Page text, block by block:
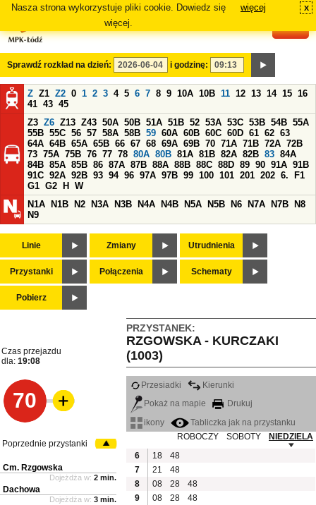
Nasza strona wykorzystuje pliki cookie. Dowiedz się
więcej.
więcej x
Sprawdź rozkład na dzień: i godzinę:
Z Z1 Z2 0 1 2 3 4 5 6 7 8 9 10A 10B 11 12 13 14 15 16
41 43 45
Z3 Z6 Z13 Z43 50A 50B 51A 51B 52 53A 53C 53B 54B 55A
55B 55C 56 57 58A 58B 59 60A 60B 60C 60D 61 62 63
64A 64B 65A 65B 66 67 68 69A 69B 70 71A 71B 72A 72B
73 75A 75B 76 77 78 80A 80B 81A 81B 82A 82B 83 84A
84B 85A 85B 86 87A 87B 88A 88B 88C 88D 89 90 91A 91B
91C 92A 92B 93 94 96 97A 97B 99 100 101 201 202 6.
F1
G1 G2 H
W
N1A
N1B N2 N3A N3B N4A N4B N5A N5B N6 N7A N7B
N8
N9
Linie Zmiany Utrudnienia
Przystanki Połączenia Schematy
Pobierz
PRZYSTANEK:
RZGOWSKA - KURCZAKI
(1003)
Czas przejazdu
dla: 19:08
70
Przesiadki
Kierunki
Pokaż na mapie
Drukuj
ikony
Tabliczka jak na przystanku
ROBOCZY
SOBOTY
NIEDZIELA
6
18
48
7
21
48
8
08 28
48
9
08 28
48
Poprzednie przystanki
Cm. Rzgowska
Dojeżdża w: 2 min.
Dachowa
Dojeżdża w: 3 min.